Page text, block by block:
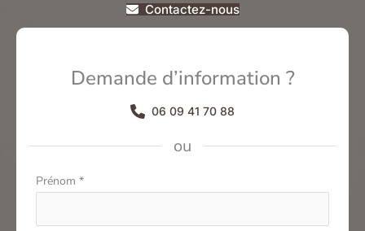
Contactez-nous
Demande d’information ?
06 09 41 70 88
ou
Formulaire
avec
Prénom *